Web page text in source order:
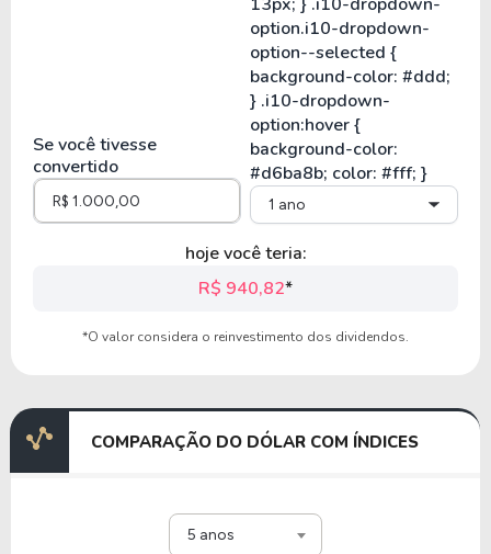
Se você tivesse
convertido
1 ano
hoje você teria:
R$ 940,82*
*O valor considera o reinvestimento dos dividendos.
COMPARAÇÃO DO DÓLAR COM ÍNDICES
5 anos